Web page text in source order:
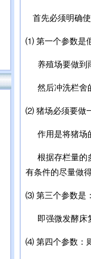
首先必须明确使
⑴ 第一个参数是
养殖场要做到
然后冲洗栏舍
⑵ 猪场必须要做
作用是将猪场
根据存栏量的
有条件的尽量做
⑶ 第三个参数是
即强微发酵床
⑷ 第四个参数：